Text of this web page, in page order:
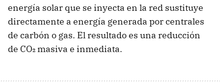
energía solar que se inyecta en la red sustituye
directamente a energía generada por centrales
de carbón o gas. El resultado es una reducción
de CO₂ masiva e inmediata.